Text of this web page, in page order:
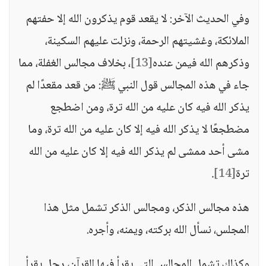
وفي الحديث الآخر: لا يقعد قوم يذكرون الله إلا حفتهم
الملائكة، وغشيتهم الرحمة، ونزلت عليهم السكينة،
وذكرهم الله فيمن عنده[13]
، بخلاف مجالس الغفلة، مما
جاء في هذه المجالس قول النبي ﷺ: من قعد مقعدًا لم
يذكر الله فيه كان عليه من الله ترة، ومن اضطجع
مضطجعًا لا يذكر الله فيه إلا كان عليه من الله ترة، وما
مشى أحد ممشى لم يذكر الله فيه إلا كان عليه من الله
ترة[14]
.
هذه مجالس الذكر، ومجالس الذكر تشمل مثل هذا
المجلس، نسأل الله بركته، ويمنه، وأجره.